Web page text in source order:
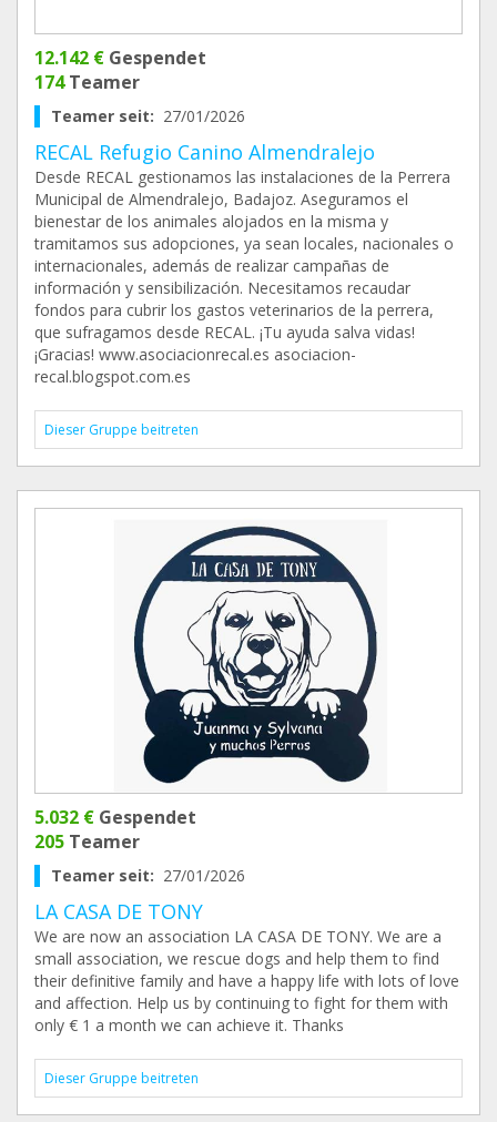
12.142 € Gespendet
174Teamer
Teamer seit: 27/01/2026
RECAL Refugio Canino Almendralejo
Desde RECAL gestionamos las instalaciones de la Perrera
Municipal de Almendralejo, Badajoz. Aseguramos el
bienestar de los animales alojados en la misma y
tramitamos sus adopciones, ya sean locales, nacionales o
internacionales, además de realizar campañas de
información y sensibilización. Necesitamos recaudar
fondos para cubrir los gastos veterinarios de la perrera,
que sufragamos desde RECAL. ¡Tu ayuda salva vidas!
¡Gracias! www.asociacionrecal.es asociacion-
recal.blogspot.com.es
Dieser Gruppe beitreten
5.032 € Gespendet
205 Teamer
Teamer seit: 27/01/2026
LA CASA DE TONY
We are now an association LA CASA DE TONY. We are a
small association, we rescue dogs and help them to find
their definitive family and have a happy life with lots of love
and affection. Help us by continuing to fight for them with
only € 1 a month we can achieve it. Thanks
Dieser Gruppe beitreten